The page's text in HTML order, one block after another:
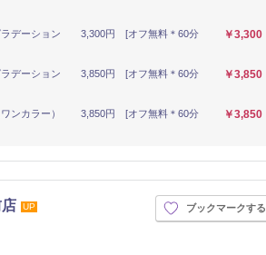
ラデーション 3,300円 [オフ無料＊60分
￥3,300
ラデーション 3,850円 [オフ無料＊60分
￥3,850
ワンカラー） 3,850円 [オフ無料＊60分
￥3,850
UP ブックマークする